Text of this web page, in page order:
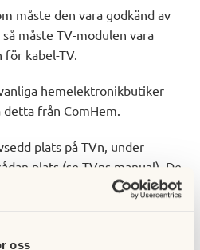
oss
måste den vara godkänd av
måste TV-modulen vara
för kabel-TV.
hemelektronikbutiker
från ComHem.
plats på TVn, under
plats (se TVns manual). De
sådan plats medans äldre TV-
så behöv en separat